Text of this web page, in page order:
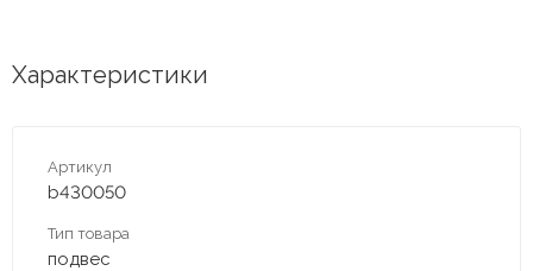
Характеристики
Артикул
b430050
Тип товара
подвес